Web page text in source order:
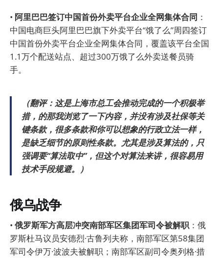
• 阿里巴巴签订中国首份外卖平台企业全网集体合同 ：
中国电商巨头阿里巴巴旗下外卖平台“饿了么”周四签订
中国首份外卖平台企业全网集体合同，覆盖该平台全国
1.1万个配送站点、超过300万饿了么外卖送餐员骑
手。
（翻评：这是上海市总工会推动完成的一个积极举
措，的那我浏览了一下内容，并没有涉及社保等关
键条款，很多条款和你可以想象的行政立法一样，
是缺乏细节的原则性条款。尤其是涉及算法的，只
强调要“算法取中”，但这个对算法来讲，很容易用
技术手段规避。）
俄乌战争
• 俄罗斯军方高层冲突南部军区集团军司令被解职 ：俄
罗斯杜马议员安德烈·古鲁列夫称，南部军区第58集团
军司令伊万·波波夫被解职；南部军区副司令奥列格·措